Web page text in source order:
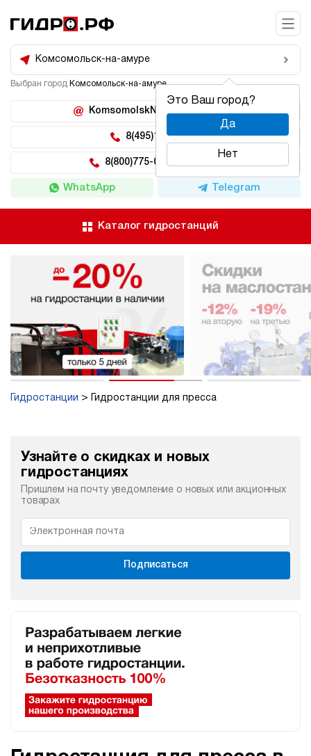
Комсомольск-на-амуре
Это Ваш город?
Да
Нет
Выбран город Комсомольск-на-амуре
KomsomolskNaAmure@hidro.ru
8(495)150-04-62
8(800)775-04-62 доб 222
WhatsApp Telegram
Каталог гидростанций
Гидростанции Гидростанции для пресса
Узнайте о скидках и новых
гидростанциях
Пришлем на почту уведомление о новых или акционных
товарах
Подписаться